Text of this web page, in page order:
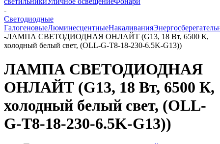
-
Светодиодные
ГалогеновыеЛюминесцентныеНакаливания
-ЛАМПА СВЕТОДИОДНАЯ ОНЛАЙТ (G13, 18 Вт, 6500 К,
холодный белый свет, (OLL-G-T8-18-230-6.5K-G13))
ЛАМПА СВЕТОДИОДНАЯ
ОНЛАЙТ (G13, 18 Вт, 6500 К,
холодный белый свет, (OLL-
G-T8-18-230-6.5K-G13))